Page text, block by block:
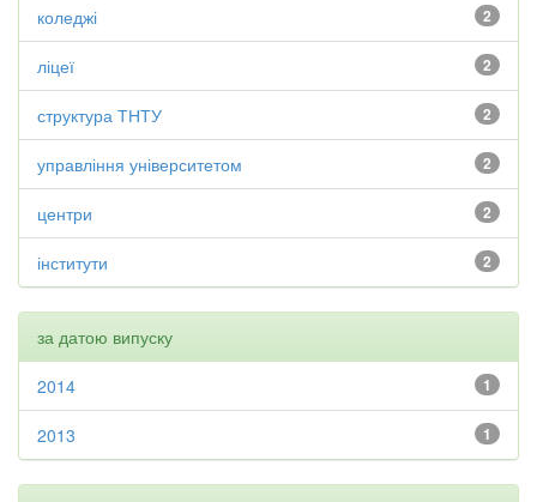
2
коледжі
2
ліцеї
2
структура ТНТУ
2
управління університетом
2
центри
2
інститути
за датою випуску
1
2014
1
2013